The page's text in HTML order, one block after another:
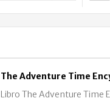
The Adventure Time
Libro The Adventure Time